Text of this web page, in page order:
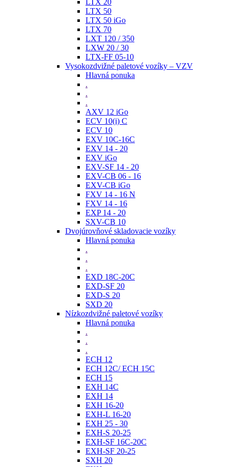
LTX 20
LTX 50
LTX 50 iGo
LTX 70
LXT 120 / 350
LXW 20 / 30
LTX-FF 05-10
Vysokozdvižné paletové vozíky – VZV
Hlavná ponuka
.
.
.
AXV 12 iGo
ECV 10(i) C
ECV 10
EXV 10C-16C
EXV 14 - 20
EXV iGo
EXV-SF 14 - 20
EXV-CB 06 - 16
EXV-CB iGo
FXV 14 - 16 N
FXV 14 - 16
EXP 14 - 20
SXV-CB 10
Dvojúrovňové skladovacie vozíky
Hlavná ponuka
.
.
.
EXD 18C-20C
EXD-SF 20
EXD-S 20
SXD 20
Nízkozdvižné paletové vozíky
Hlavná ponuka
.
.
.
ECH 12
ECH 12C/ ECH 15C
ECH 15
EXH 14C
EXH 14
EXH 16-20
EXH-L 16-20
EXH 25 - 30
EXH-S 20-25
EXH-SF 16C-20C
EXH-SF 20-25
SXH 20